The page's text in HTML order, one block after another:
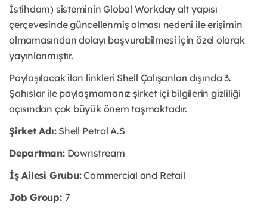
İstihdam) sisteminin Global Workday alt yapısı
çerçevesinde güncellenmiş olması nedeni ile erişimin
olmamasından dolayı başvurabilmesi için özel olarak
yayınlanmıştır.
Paylaşılacak ilan linkleri Shell Çalışanları dışında 3.
Şahıslar ile paylaşmamanız şirket içi bilgilerin gizliliği
açısından çok büyük önem taşmaktadır.
Şirket Adı:Shell Petrol A.S
Departman:Downstream
İş Ailesi Grubu:Commercial and Retail
Job Group: 7